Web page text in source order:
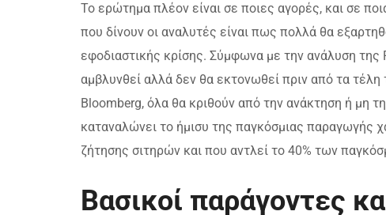
Το ερώτημα πλέον είναι σε ποιες αγορές, και σε
που δίνουν οι αναλυτές είναι πως πολλά θα
εφοδιαστικής κρίσης. Σύμφωνα με την ανάλυση της
αμβλυνθεί αλλά δεν θα εκτονωθεί πριν από τα
Bloomberg, όλα θα κριθούν από την ανάκτηση ή μη
καταναλώνει το ήμισυ της παγκόσμιας παραγωγής
ζήτησης σιτηρών και που αντλεί το 40% των
Βασικοί παράγοντες